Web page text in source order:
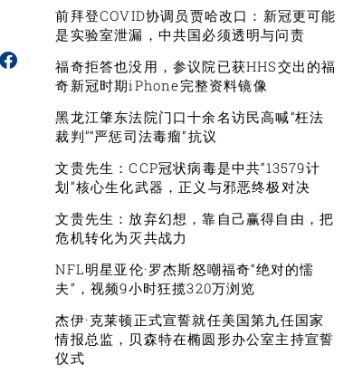
前拜登COVID协调员贾哈改口：新冠更可能
是实验室泄漏，中共国必须透明与问责
福奇拒答也没用，参议院已获HHS交出的福
奇新冠时期iPhone完整资料镜像
黑龙江肇东法院门口十余名访民高喊“枉法
裁判”“严惩司法毒瘤”抗议
文贵先生：CCP冠状病毒是中共“13579计
划”核心生化武器，正义与邪恶终极对决
文贵先生：放弃幻想，靠自己赢得自由，把
危机转化为灭共战力
NFL明星亚伦·罗杰斯怒嘲福奇“绝对的懦
夫”，视频9小时狂揽320万浏览
杰伊·克莱顿正式宣誓就任美国第九任国家
情报总监，贝森特在椭圆形办公室主持宣誓
仪式